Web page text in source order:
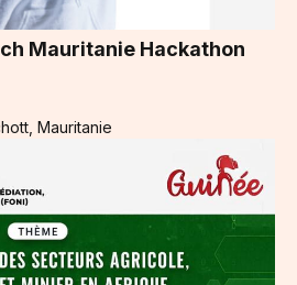
Mauritanie Hackathon
Mauritanie